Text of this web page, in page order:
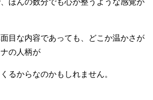
目な内容であっても、どこか温かさが
の人柄が
るからなのかもしれません。